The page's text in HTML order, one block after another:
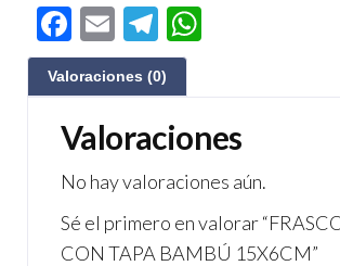
F
ac
e
b
o
o
k
E
m
ail
Te
le
gr
a
m
s
A
p
p
Valoraciones (0)
Valoraciones
No hay valoraciones aún.
Sé el primero en valorar
CON TAPA BAMBÚ 15X6CM”